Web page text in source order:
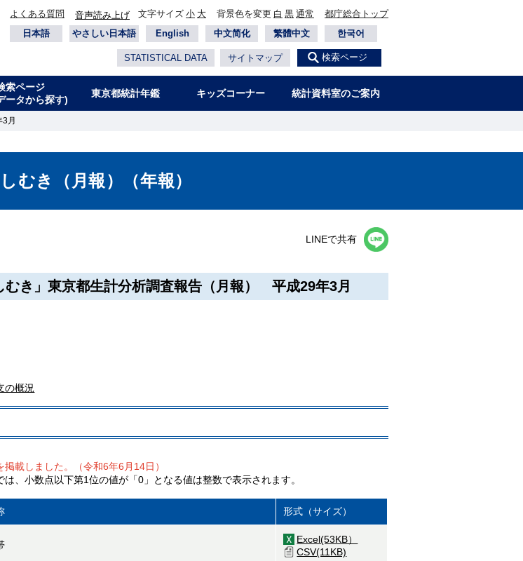
よくある質問 音声読み上げ 文字サイズ 小 大 背景色を変更 白 黒 通常
都庁総合トップ
日本語
やさしい日本語 English 中文简化 繁體中文 한국어
STATISTICAL DATA サイトマップ 検索ページ
索ページ
ータから探す)
東京都統計年鑑 キッズコーナー 統計資料室のご案内
月
むき（月報）（年報）
LINEで共有
むき」東京都生計分析調査報告（月報） 平成29年3月
の概況
載しました。（令和6年6月14日）
小数点以下第1位の値が「0」となる値は整数で表示されます。
形式（サイズ）
Excel(53KB）
CSV(11KB)